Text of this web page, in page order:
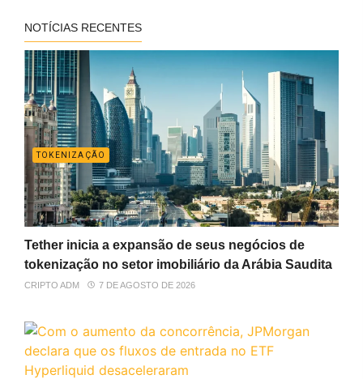
NOTÍCIAS RECENTES
TOKENIZAÇÃO
Tether inicia a expansão de seus negócios de
tokenização no setor imobiliário da Arábia Saudita
CRIPTO ADM 7 DE AGOSTO DE 2026